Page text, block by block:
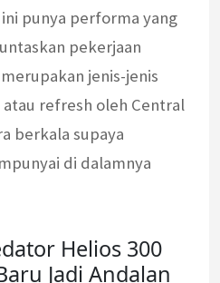
punya performa yang
pekerjaan
jenis-jenis
atau refresh oleh Central
berkala supaya
di dalamnya
Helios 300
Jadi Andalan